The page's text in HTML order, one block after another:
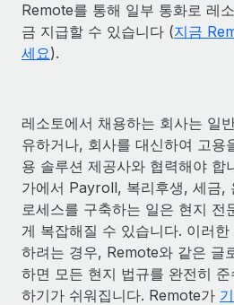
Remote를 통해 일부 통화로 레
금 지급할 수 있습니다 (지금
세요).
레소토에서 채용하는 회사는 일
유하거나, 회사를 대신하여 고용
용 솔루션 제공사와 협력해야 합
가에서 Payroll, 복리후생, 세금,
로세스를 구축하는 일은 현지 전
게 복잡해질 수 있습니다. 이러
하려는 경우, Remote와 같은 글
하면 모든 현지 법규를 완전히
하기가 쉬워집니다. Remote가